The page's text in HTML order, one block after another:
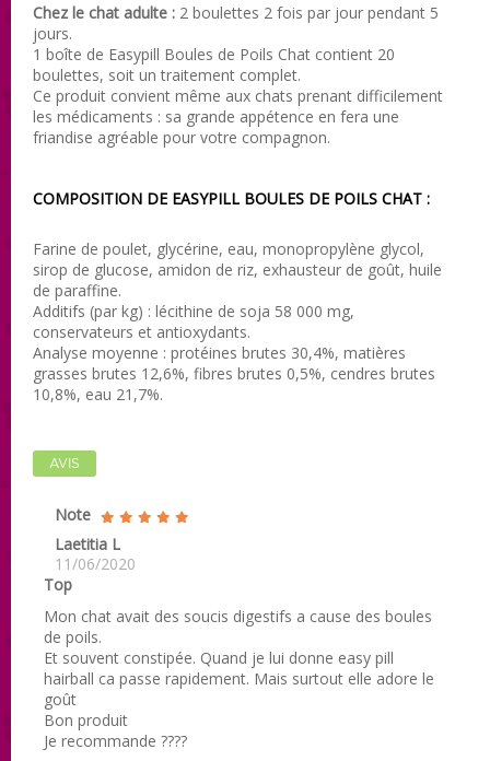
Chez le chat adulte : 2 boulettes 2 fois par jour pendant 5
jours.
1 boîte de Easypill Boules de Poils Chat contient 20
boulettes, soit un traitement complet.
Ce produit convient même aux chats prenant difficilement
les médicaments : sa grande appétence en fera une
friandise agréable pour votre compagnon.
COMPOSITION DE EASYPILL BOULES DE POILS CHAT :
Farine de poulet, glycérine, eau, monopropylène glycol,
sirop de glucose, amidon de riz, exhausteur de goût, huile
de paraffine.
Additifs (par kg) : lécithine de soja 58 000 mg,
conservateurs et antioxydants.
Analyse moyenne : protéines brutes 30,4%, matières
grasses brutes 12,6%, fibres brutes 0,5%, cendres brutes
10,8%, eau 21,7%.
AVIS
Note
Laetitia L
11/06/2020
Top
Mon chat avait des soucis digestifs a cause des boules
de poils.
Et souvent constipée. Quand je lui donne easy pill
hairball ca passe rapidement. Mais surtout elle adore le
goût
Bon produit
Je recommande ????